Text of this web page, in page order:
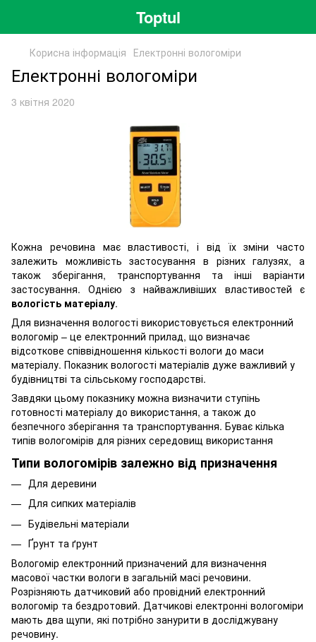
Toptul
Корисна інформація Електронні вологоміри
Електронні вологоміри
3 квітня 2020
Кожна речовина має властивості, і від їх зміни часто
залежить можливість застосування в різних галузях, а
також зберігання, транспортування та інші варіанти
застосування. Однією з найважливіших властивостей є
вологість матеріалу.
Для визначення вологості використовується електронний
вологомір – це електронний прилад, що визначає
відсоткове співвідношення кількості вологи до маси
матеріалу. Показник вологості матеріалів дуже важливий у
будівництві та сільському господарстві.
Завдяки цьому показнику можна визначити ступінь
готовності матеріалу до використання, а також до
безпечного зберігання та транспортування. Буває кілька
типів вологомірів для різних середовищ використання
Типи вологомірів залежно від призначення
Для деревини
Для сипких матеріалів
Будівельні матеріали
Ґрунт та ґрунт
Вологомір електронний призначений для визначення
масової частки вологи в загальній масі речовини.
Розрізняють датчиковий або провідний електронний
вологомір та бездротовий. Датчикові електронні вологоміри
мають два щупи, які потрібно занурити в досліджувану
речовину.